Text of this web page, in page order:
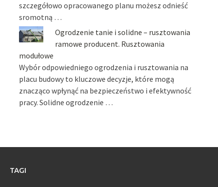
szczegółowo opracowanego planu możesz odnieść
sromotną …
Ogrodzenie tanie i solidne – rusztowania
ramowe producent. Rusztowania
modułowe
Wybór odpowiedniego ogrodzenia i rusztowania na
placu budowy to kluczowe decyzje, które mogą
znacząco wpłynąć na bezpieczeństwo i efektywność
pracy. Solidne ogrodzenie …
TAGI